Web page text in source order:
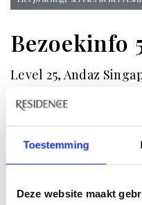
Toestemming
Deze website maakt
Bezoekinfo
Level 25, Andaz
Open dagelijks:
Reserveren: +65 6408